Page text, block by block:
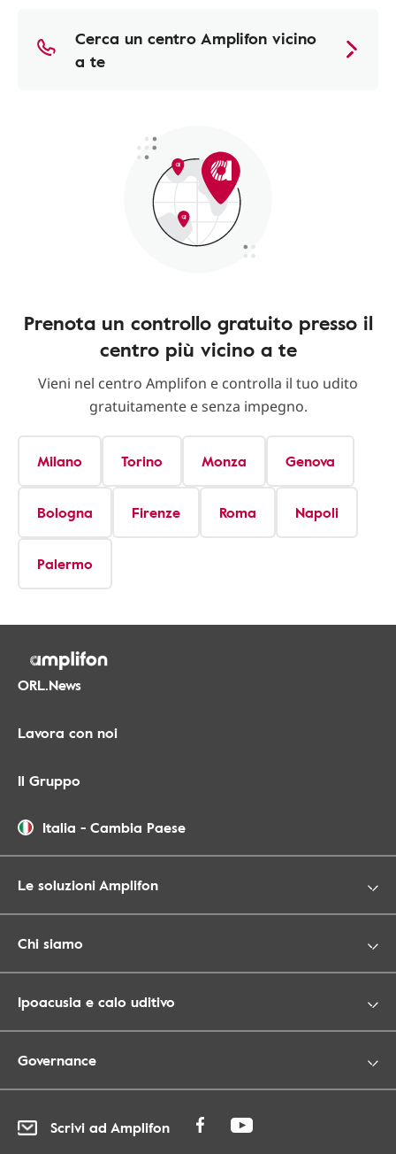
Cerca un centro Amplifon vicino
a te
Prenota un controllo gratuito presso il
centro più vicino a te
Vieni nel centro Amplifon e controlla il tuo udito
gratuitamente e senza impegno.
Milano Torino Monza Genova
Bologna Firenze Roma Napoli
Palermo
ORL.News
Lavora con noi
Il Gruppo
Italia - Cambia Paese
Le soluzioni Amplifon
Chi siamo
Ipoacusia e calo uditivo
Governance
Scrivi ad Amplifon